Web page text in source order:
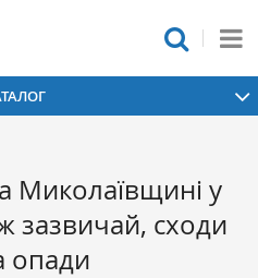
Миколаївщині у
зазвичай, сходи
опади